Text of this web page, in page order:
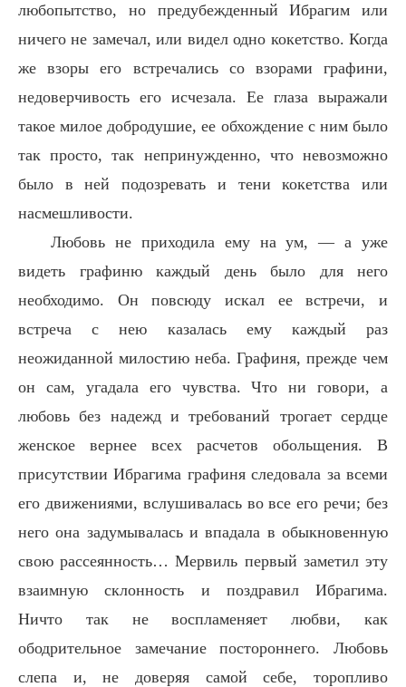
любопытство, но предубежденный Ибрагим или
ничего не замечал, или видел одно кокетство. Когда
же взоры его встречались со взорами графини,
недоверчивость его исчезала. Ее глаза выражали
такое милое добродушие, ее обхождение с ним было
так просто, так непринужденно, что невозможно
было в ней подозревать и тени кокетства или
насмешливости.
Любовь не приходила ему на ум, — а уже
видеть графиню каждый день было для него
необходимо. Он повсюду искал ее встречи, и
встреча с нею казалась ему каждый раз
неожиданной милостию неба. Графиня, прежде чем
он сам, угадала его чувства. Что ни говори, а
любовь без надежд и требований трогает сердце
женское вернее всех расчетов обольщения. В
присутствии Ибрагима графиня следовала за всеми
его движениями, вслушивалась во все его речи; без
него она задумывалась и впадала в обыкновенную
свою рассеянность… Мервиль первый заметил эту
взаимную склонность и поздравил Ибрагима.
Ничто так не воспламеняет любви, как
ободрительное замечание постороннего. Любовь
слепа и, не доверяя самой себе, торопливо